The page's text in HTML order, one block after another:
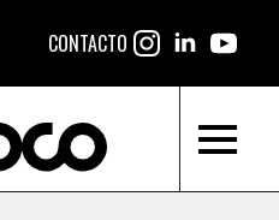
CONTACTO